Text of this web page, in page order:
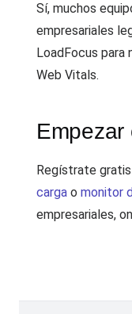
Sí, muchos
empresariales
LoadFocus
Web Vitals.
Empezar
Regístrate
carga o monitor
empresariales,